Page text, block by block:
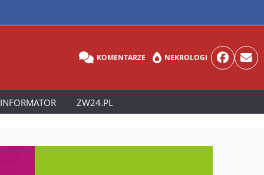
KOMENTARZE NEKROLOGI
INFORMATOR ZW24.PL